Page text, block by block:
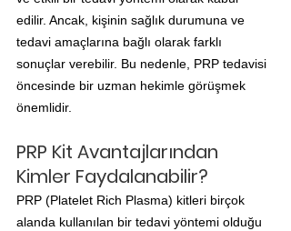
edilir. Ancak, kişinin sağlık durumuna ve
tedavi amaçlarına bağlı olarak farklı
sonuçlar verebilir. Bu nedenle, PRP tedavisi
öncesinde bir uzman hekimle görüşmek
önemlidir.
PRP Kit Avantajlarından
Kimler Faydalanabilir?
PRP (Platelet Rich Plasma) kitleri birçok
alanda kullanılan bir tedavi yöntemi olduğu